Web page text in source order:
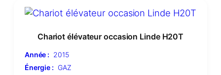
Chariot élévateur occasion Linde H20T
Année : 2015
Énergie : GAZ